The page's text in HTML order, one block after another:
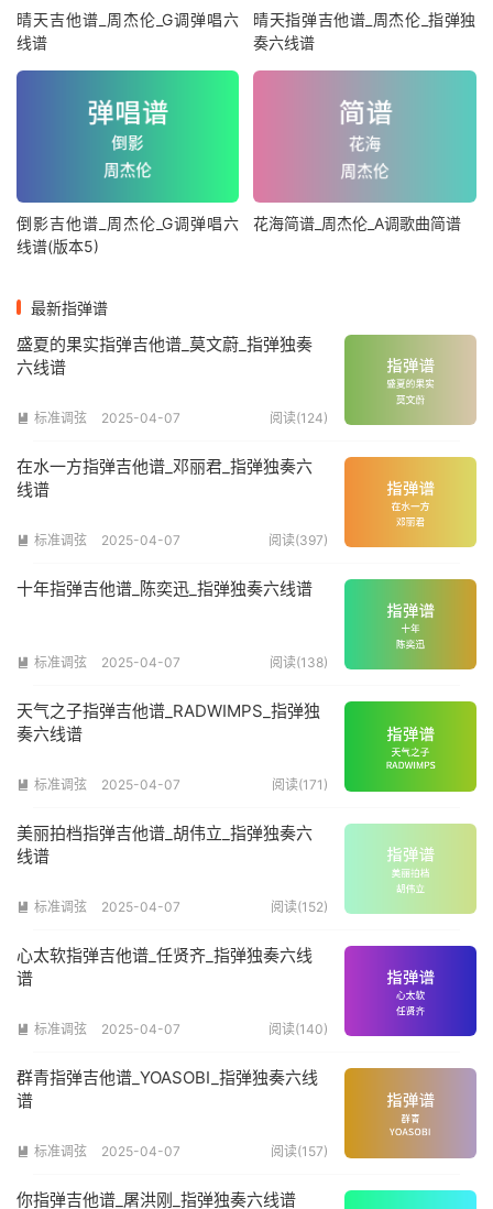
晴天吉他谱_周杰伦_G调弹唱六
线谱
晴天指弹吉他谱_周杰伦_指弹独
奏六线谱
倒影吉他谱_周杰伦_G调弹唱六
线谱(版本5)
花海简谱_周杰伦_A调歌曲简谱
最新指弹谱
盛夏的果实指弹吉他谱_莫文蔚_指弹独奏
六线谱
 标准调弦 2025-04-07 阅读(124)
在水一方指弹吉他谱_邓丽君_指弹独奏六
线谱
 标准调弦 2025-04-07 阅读(397)
十年指弹吉他谱_陈奕迅_指弹独奏六线谱
 标准调弦 2025-04-07 阅读(138)
天气之子指弹吉他谱_RADWIMPS_指弹独
奏六线谱
 标准调弦 2025-04-07 阅读(171)
美丽拍档指弹吉他谱_胡伟立_指弹独奏六
线谱
 标准调弦 2025-04-07 阅读(152)
心太软指弹吉他谱_任贤齐_指弹独奏六线
谱
 标准调弦 2025-04-07 阅读(140)
群青指弹吉他谱_YOASOBI_指弹独奏六线
谱
 标准调弦 2025-04-07 阅读(157)
你指弹吉他谱_屠洪刚_指弹独奏六线谱